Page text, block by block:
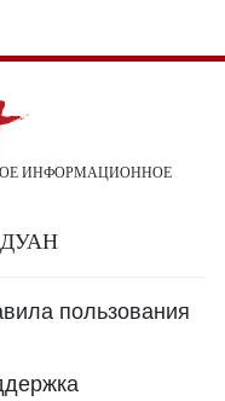
ИНФОРМАЦИОННОЕ
ДУАН
пользования